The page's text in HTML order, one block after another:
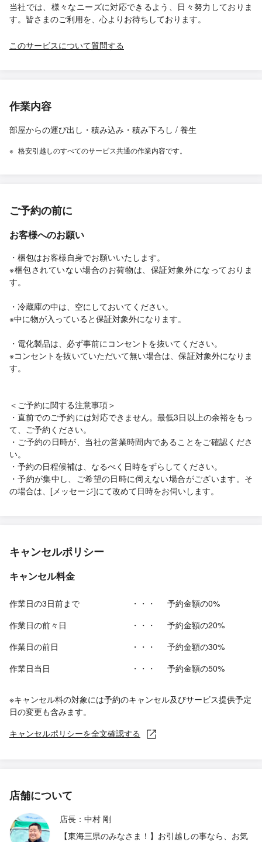
当社では、様々なニーズに対応できるよう、日々努力しておりま
す。皆さまのご利用を、心よりお待ちしております。
このサービスについて質問する
作業内容
部屋からの運び出し・積み込み・積み下ろし / 養生
格安引越しのすべてのサービス共通の作業内容です。
ご予約の前に
お客様へのお願い
・梱包はお客様自身でお願いいたします。
※梱包されていない場合のお荷物は、保証対象外になっておりま
す。
・冷蔵庫の中は、空にしておいてください。
※中に物が入っていると保証対象外になります。
・電化製品は、必ず事前にコンセントを抜いてください。
※コンセントを抜いていただいて無い場合は、保証対象外になりま
す。
＜ご予約に関する注意事項＞
・直前でのご予約には対応できません。最低3日以上の余裕をもっ
て、ご予約ください。
・ご予約の日時が、当社の営業時間内であることをご確認くださ
い。
・予約の日程候補は、なるべく日時をずらしてください。
・予約が集中し、ご希望の日時に伺えない場合がございます。そ
の場合は、[メッセージ]にて改めて日時をお伺いします。
キャンセルポリシー
キャンセル料金
作業日の3日前まで ・・・
予約金額の0%
作業日の前々日
・・・
予約金額の20%
作業日の前日
・・・
予約金額の30%
作業日当日
・・・ 予約金額の50%
※キャンセル料の対象には予約のキャンセル及びサービス提供予定
日の変更も含みます。
キャンセルポリシーを全文確認する
店舗について
店長：中村 剛
【東海三県のみなさま！】お引越しの事なら、お気